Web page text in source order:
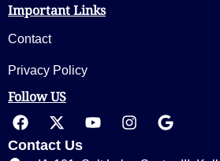
Important Links
Contact
Privacy Policy
Follow US
Contact Us